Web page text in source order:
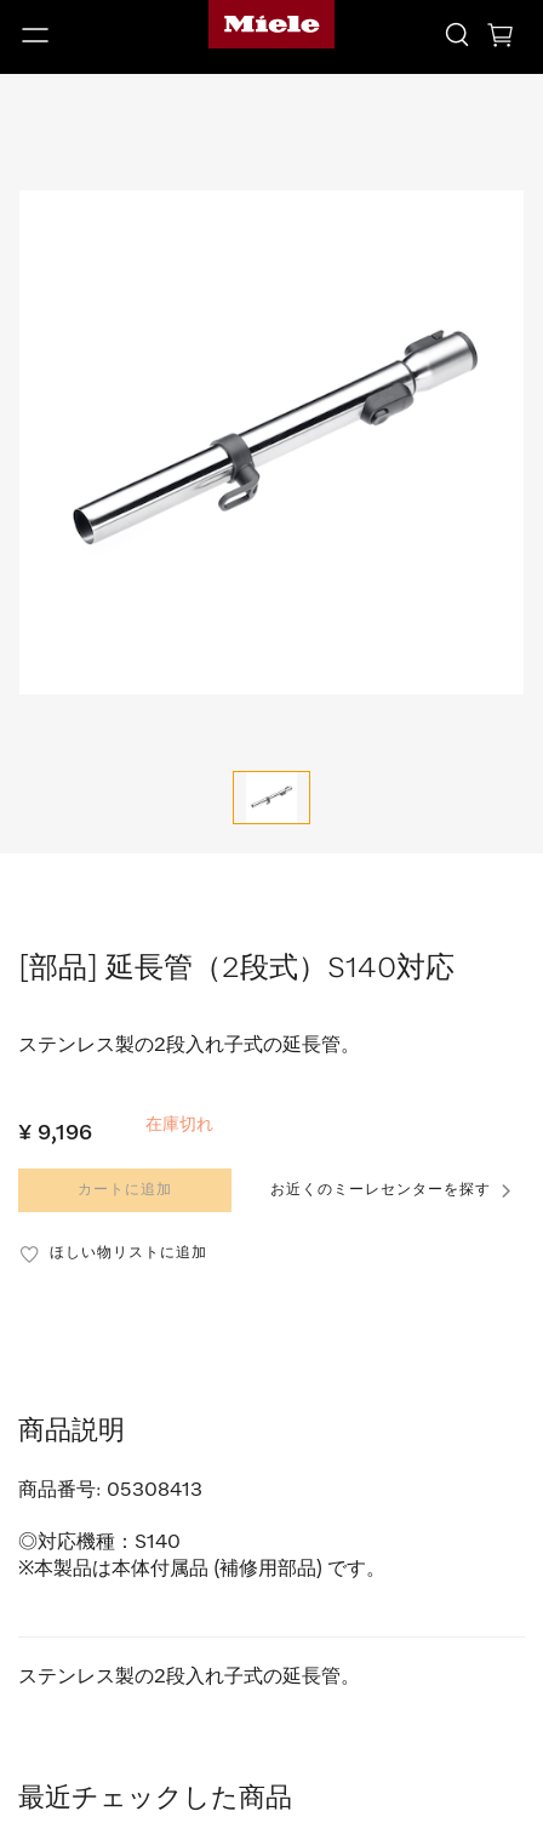
[部品] 延長管（2段式）S140対応
ステンレス製の2段入れ子式の延長管。
¥ 9,196 在庫切れ
カートに追加 お近くのミーレセンターを探す
ほしい物リストに追加
商品説明
商品番号: 05308413
◎対応機種：S140
※本製品は本体付属品 (補修用部品) です。
ステンレス製の2段入れ子式の延長管。
最近チェックした商品